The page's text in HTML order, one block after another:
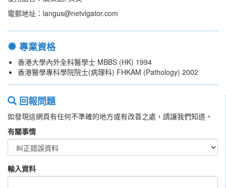
電郵地址：langus@netvigator.com
專業資格
香港大學內外全科醫學士 MBBS (HK) 1994
香港醫學專科學院院士(病理科) FHKAM (Pathology) 2002
回報問題
如發現這網頁有任何不準確的地方或有改善之處，請讓我們知道。
有關事情
輸入資料